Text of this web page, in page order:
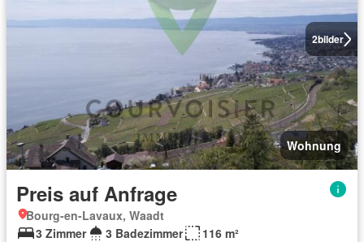
2bilder
Wohnung
Preis auf Anfrage
Bourg-en-Lavaux, Waadt
3 Zimmer
3 Badezimmer 116 m²